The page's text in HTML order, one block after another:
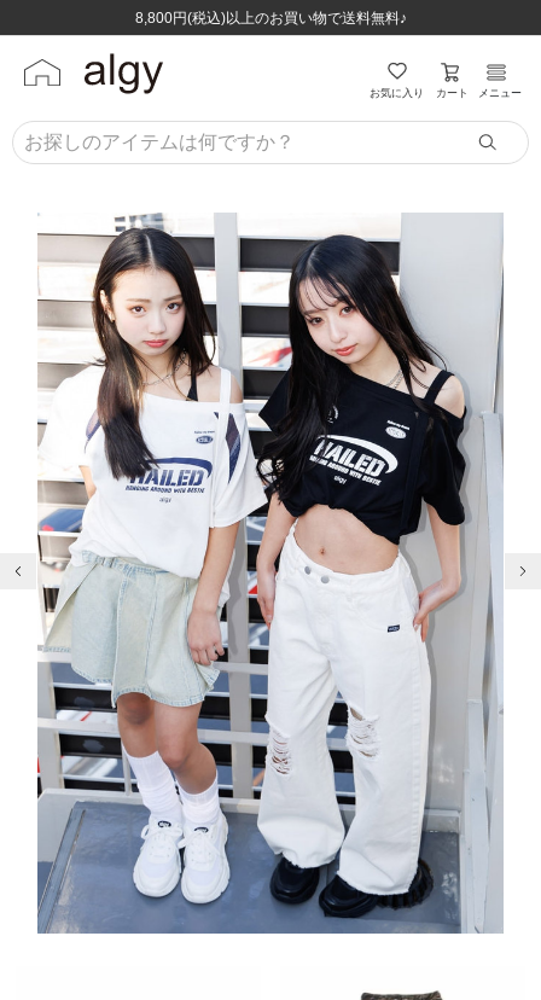
8,800円(税込)以上のお買い物で送料無料♪
ほぼ全品半額！！8/12(水)お昼12:59まで！！
8,800円(税込)以上のお買い物で送料無料♪
ほぼ全品半額！！8/12(水)お昼12:59まで！！
お気に入り カート メニュー
前の画像